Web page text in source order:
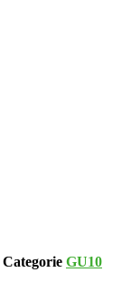
Categorie GU10